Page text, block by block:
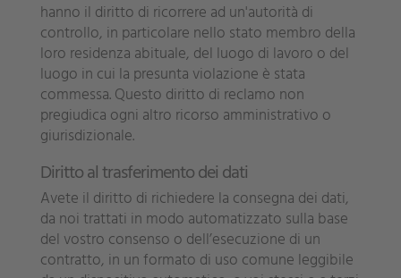
hanno il diritto di ricorrere ad un'autorità di
controllo, in particolare nello stato membro della
loro residenza abituale, del luogo di lavoro o del
luogo in cui la presunta violazione è stata
commessa. Questo diritto di reclamo non
pregiudica ogni altro ricorso amministrativo o
giurisdizionale.
Diritto al trasferimento dei dati
Avete il diritto di richiedere la consegna dei dati,
da noi trattati in modo automatizzato sulla base
del vostro consenso o dell’esecuzione di un
contratto, in un formato di uso comune leggibile